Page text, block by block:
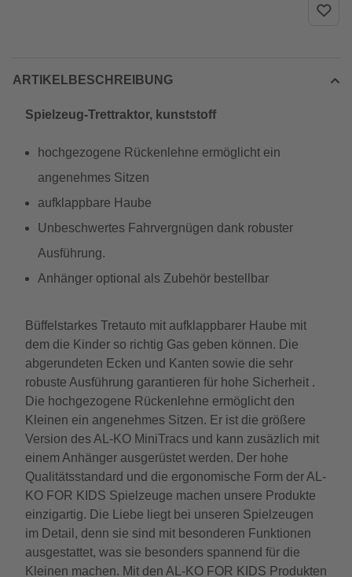
ARTIKELBESCHREIBUNG
Spielzeug-Trettraktor, kunststoff
hochgezogene Rückenlehne ermöglicht ein
angenehmes Sitzen
aufklappbare Haube
Unbeschwertes Fahrvergnügen dank robuster
Ausführung.
Anhänger optional als Zubehör bestellbar
Büffelstarkes Tretauto mit aufklappbarer Haube mit
dem die Kinder so richtig Gas geben können. Die
abgerundeten Ecken und Kanten sowie die sehr
robuste Ausführung garantieren für hohe Sicherheit .
Die hochgezogene Rückenlehne ermöglicht den
Kleinen ein angenehmes Sitzen. Er ist die größere
Version des AL-KO MiniTracs und kann zusäzlich mit
einem Anhänger ausgerüstet werden. Der hohe
Qualitätsstandard und die ergonomische Form der AL-
KO FOR KIDS Spielzeuge machen unsere Produkte
einzigartig. Die Liebe liegt bei unseren Spielzeugen
im Detail, denn sie sind mit besonderen Funktionen
ausgestattet, was sie besonders spannend für die
Kleinen machen. Mit den AL-KO FOR KIDS Produkten